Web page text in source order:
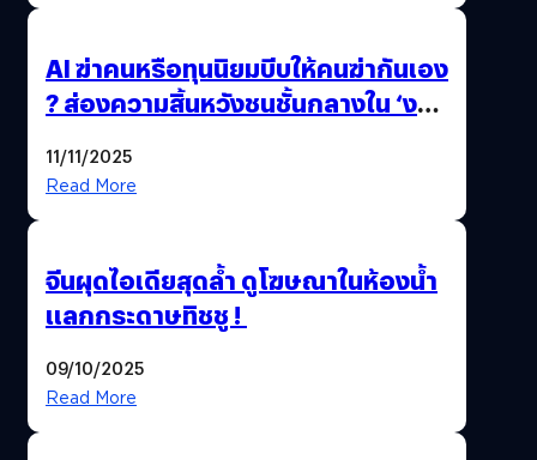
AI ฆ่าคนหรือทุนนิยมบีบให้คนฆ่ากันเอง
? ส่องความสิ้นหวังชนชั้นกลางใน ‘งาน
11/11/2025
Read More
จีนผุดไอเดียสุดล้ำ ดูโฆษณาในห้องน้ำ
แลกกระดาษทิชชู !
09/10/2025
Read More